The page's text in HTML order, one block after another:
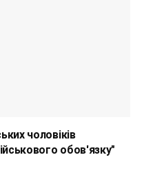
чоловіків
обов'язку"